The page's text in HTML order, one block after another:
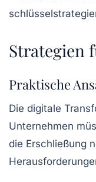
Strategien
Praktische
Die digitale
Unternehmen
die Erschließung